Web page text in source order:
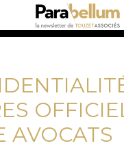
AVOCATS